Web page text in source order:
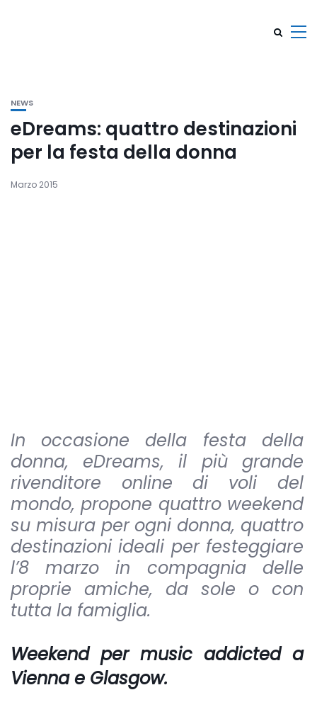
NEWS
eDreams: quattro destinazioni
per la festa della donna
Marzo 2015
In occasione della festa della
donna, eDreams, il più grande
rivenditore online di voli del
mondo, propone quattro weekend
su misura per ogni donna, quattro
destinazioni ideali per festeggiare
l’8 marzo in compagnia delle
proprie amiche, da sole o con
tutta la famiglia.
Weekend per music addicted a
Vienna e Glasgow.